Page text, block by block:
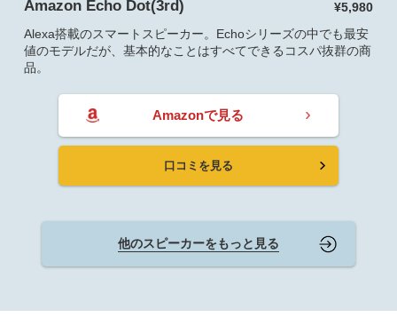
Amazon Echo Dot(3rd)
¥5,980
Alexa搭載のスマートスピーカー。Echoシリーズの中でも最安
値のモデルだが、基本的なことはすべてできるコスパ抜群の商
品。
Amazonで見る
口コミを見る
他のスピーカーをもっと見る